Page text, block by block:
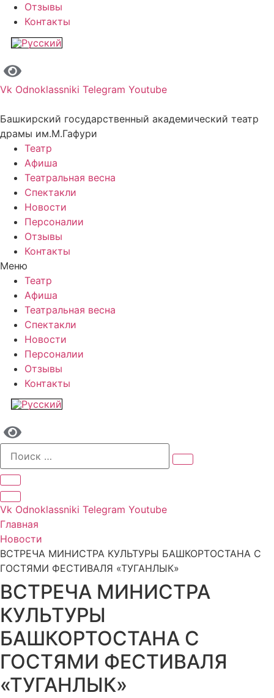
Отзывы
Контакты
Vk Odnoklassniki Telegram Youtube
Башкирский государственный академический театр
драмы им.М.Гафури
Театр
Афиша
Театральная весна
Спектакли
Новости
Персоналии
Отзывы
Контакты
Меню
Театр
Афиша
Театральная весна
Спектакли
Новости
Персоналии
Отзывы
Контакты
Vk Odnoklassniki Telegram Youtube
Главная
Новости
ВСТРЕЧА МИНИСТРА КУЛЬТУРЫ БАШКОРТОСТАНА С
ГОСТЯМИ ФЕСТИВАЛЯ «ТУГАНЛЫК»
ВСТРЕЧА МИНИСТРА
КУЛЬТУРЫ
БАШКОРТОСТАНА С
ГОСТЯМИ ФЕСТИВАЛЯ
«ТУГАНЛЫК»